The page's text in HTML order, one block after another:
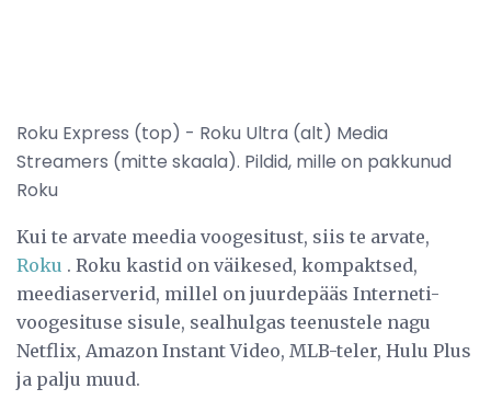
Roku Express (top) - Roku Ultra (alt) Media
Streamers (mitte skaala). Pildid, mille on pakkunud
Roku
Kui te arvate meedia voogesitust, siis te arvate,
Roku . Roku kastid on väikesed, kompaktsed,
meediaserverid, millel on juurdepääs Interneti-
voogesituse sisule, sealhulgas teenustele nagu
Netflix, Amazon Instant Video, MLB-teler, Hulu Plus
ja palju muud.